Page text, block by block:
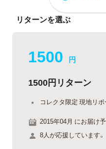
リターンを選ぶ
1500 円
1500円リターン
コレクタ限定 現地リ
2015年04月 にお届け予
8人が応援しています。